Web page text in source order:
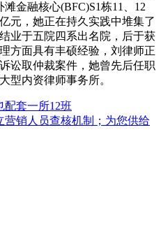
滩金融核心(BFC)S1栋11、12
元，她正在持久实践中堆集了
业于五院四系出名院，后于获
方面具有丰硕经验，刘律师正
讼取仲裁案件，她曾先后任职
型内资律师事务所。
配套一所12班
营销人员查核机制；为您供给